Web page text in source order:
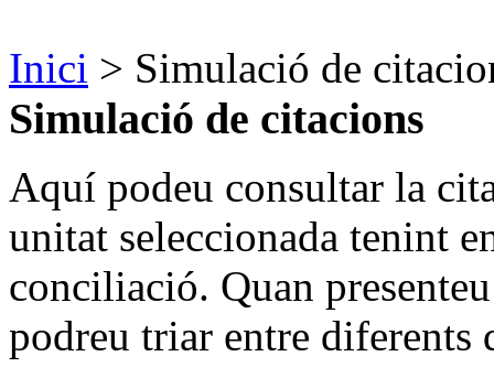
Inici > Simulació de
Simulació de citacions
Aquí podeu consultar la
unitat seleccionada tenint
conciliació. Quan
podreu triar entre diferents